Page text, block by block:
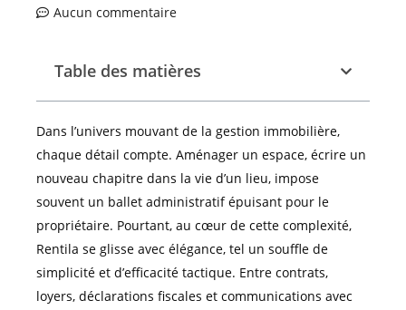
Aucun commentaire
Table des matières
Dans l’univers mouvant de la gestion immobilière,
chaque détail compte. Aménager un espace, écrire un
nouveau chapitre dans la vie d’un lieu, impose
souvent un ballet administratif épuisant pour le
propriétaire. Pourtant, au cœur de cette complexité,
Rentila se glisse avec élégance, tel un souffle de
simplicité et d’efficacité tactique. Entre contrats,
loyers, déclarations fiscales et communications avec